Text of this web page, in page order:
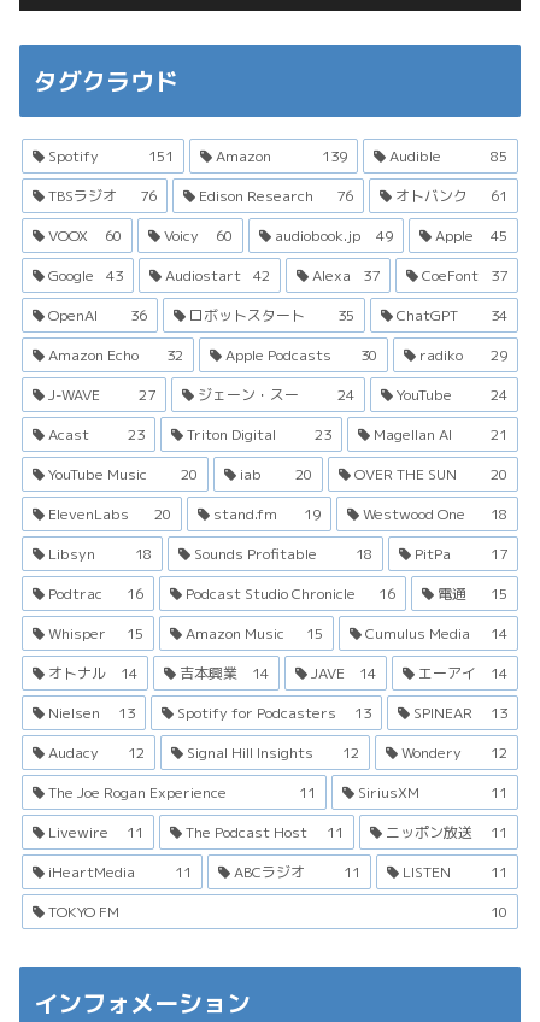
タグクラウド
Spotify 151 Amazon 139 Audible
85
TBSラジオ
76 Edison Research 76 オトバンク
61
VOOX
60 Voicy 60 audiobook.jp 49 Apple
45
Google
43 Audiostart 42 Alexa 37 CoeFont
37
OpenAI
36 ロボットスタート 35 ChatGPT
34
Amazon Echo
32 Apple Podcasts 30 radiko
29
J-WAVE
27 ジェーン・スー 24 YouTube
24
Acast
23 Triton Digital 23 Magellan AI
21
YouTube Music
20 iab 20 OVER THE SUN
20
ElevenLabs
20 stand.fm 19 Westwood One
18
Libsyn
18 Sounds Profitable 18 PitPa
17
Podtrac
16 Podcast Studio Chronicle 16 電通
15
Whisper
15 Amazon Music 15 Cumulus Media
14
オトナル
14 吉本興業 14 JAVE 14 エーアイ
14
Nielsen
13 Spotify for Podcasters 13 SPINEAR
13
Audacy
12 Signal Hill Insights 12 Wondery
12
The Joe Rogan Experience
11 SiriusXM
11
Livewire
11 The Podcast Host 11 ニッポン放送
11
iHeartMedia
11 ABCラジオ 11 LISTEN
11
TOKYO FM
10
インフォメーション